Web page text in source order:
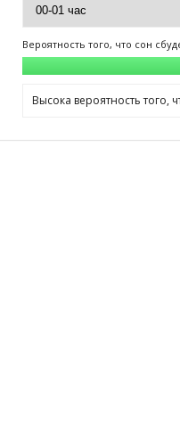
Вероятность того, что сон
Высока вероятность того,